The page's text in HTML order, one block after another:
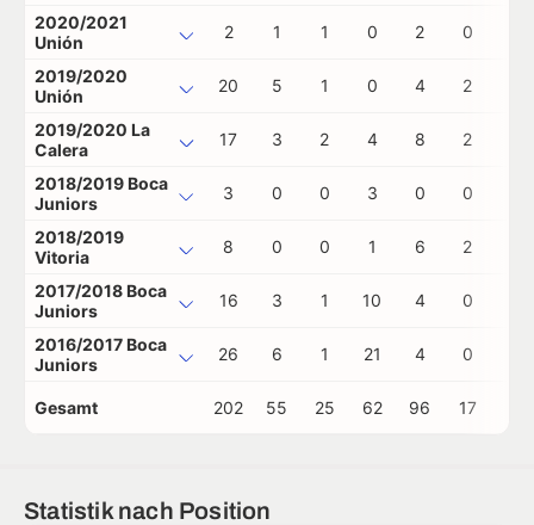
2020/2021
Unión
2 1 1 0 2 0
2019/2020
Unión
20 5 1 0 4 2
2019/2020 La
Calera
17 3 2 4 8 2
2018/2019 Boca
Juniors
3 0 0 3 0 0
2018/2019
Vitoria
8 0 0 1 6 2
2017/2018 Boca
Juniors
16 3 1 10 4 0
2016/2017 Boca
Juniors
26 6 1 21 4 0
Gesamt 202 55 25 62 96 17
Statistik nach Position